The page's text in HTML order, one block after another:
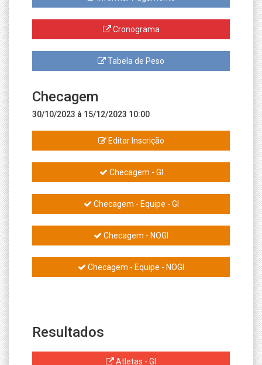
Cronograma
Tabela de Peso
Checagem
30/10/2023 à 15/12/2023 10:00
Editar Inscrição
Checagem - GI
Checagem - Equipe - GI
Checagem - NOGI
Checagem - Equipe - NOGI
Resultados
Atletas - GI